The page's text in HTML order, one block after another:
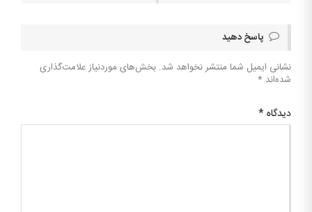
پاسخ دهید
نشانی ایمیل شما منتشر نخواهد شد. بخش‌های موردنیاز علامت‌گذاری
شده‌اند *
دیدگاه *